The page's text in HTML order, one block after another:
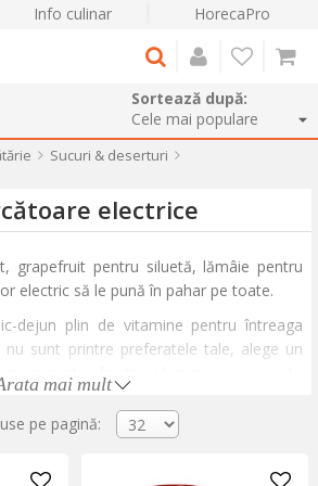
Info culinar HorecaPro
Sortează după:
Sucuri & deserturi
electrice
grapefruit pentru siluetă, lămâie pentru
electric să le pună în pahar pe toate.
dejun plin de vitamine pentru întreaga
nu sunt printre preferatele tale, alege un
mere sau legume tari. Pentru supe,
îți punem la dispoziție o ofertă variată
și strecurat roșii coapte - un produs de
de toamnă a celor care apreciază
mai mult
pe pagină: